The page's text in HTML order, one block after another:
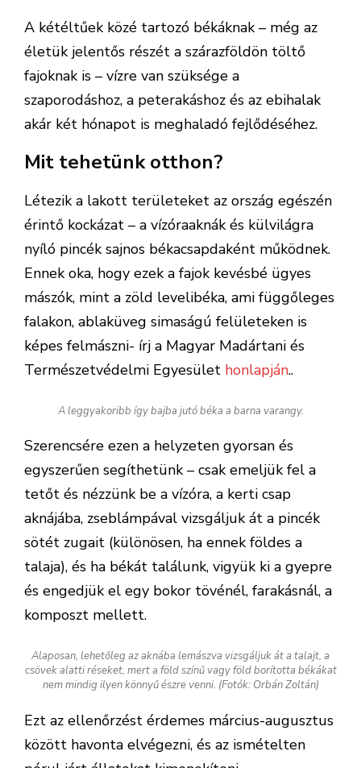
A kétéltűek közé tartozó békáknak – még az
életük jelentős részét a szárazföldön töltő
fajoknak is – vízre van szüksége a
szaporodáshoz, a peterakáshoz és az ebihalak
akár két hónapot is meghaladó fejlődéséhez.
Mit tehetünk otthon?
Létezik a lakott területeket az ország egészén
érintő kockázat – a vízóraaknák és külvilágra
nyíló pincék sajnos békacsapdaként működnek.
Ennek oka, hogy ezek a fajok kevésbé ügyes
mászók, mint a zöld levelibéka, ami függőleges
falakon, ablaküveg simaságú felületeken is
képes felmászni- írj a Magyar Madártani és
Természetvédelmi Egyesület honlapján..
A leggyakoribb így bajba jutó béka a barna varangy.
Szerencsére ezen a helyzeten gyorsan és
egyszerűen segíthetünk – csak emeljük fel a
tetőt és nézzünk be a vízóra, a kerti csap
aknájába, zseblámpával vizsgáljuk át a pincék
sötét zugait (különösen, ha ennek földes a
talaja), és ha békát találunk, vigyük ki a gyepre
és engedjük el egy bokor tövénél, farakásnál, a
komposzt mellett.
Alaposan, lehetőleg az aknába lemászva vizsgáljuk át a talajt, a
csövek alatti réseket, mert a föld színű vagy föld borította békákat
nem mindig ilyen könnyű észre venni. (Fotók: Orbán Zoltán)
Ezt az ellenőrzést érdemes március-augusztus
között havonta elvégezni, és az ismételten